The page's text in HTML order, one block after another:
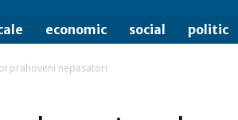
economic social politic
prahoveni nepasatori